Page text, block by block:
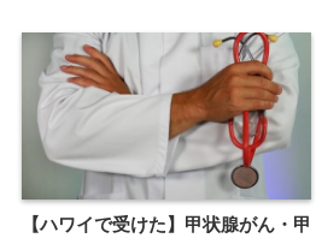
【ハワイで受けた】甲状腺がん・甲